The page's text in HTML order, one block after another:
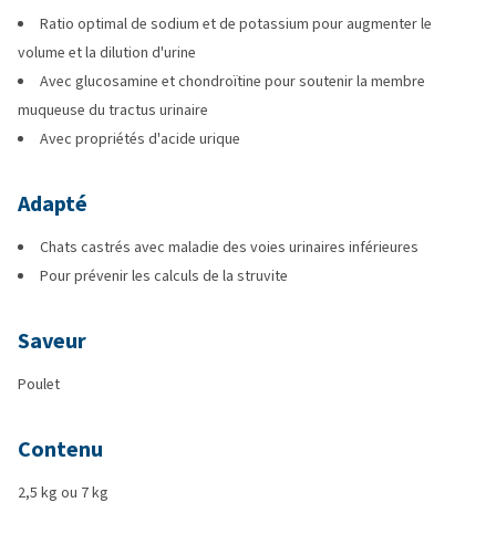
Ratio optimal de sodium et de potassium pour augmenter le
volume et la dilution d'urine
Avec glucosamine et chondroïtine pour soutenir la membre
muqueuse du tractus urinaire
Avec propriétés d'acide urique
Adapté
Chats castrés avec maladie des voies urinaires inférieures
Pour prévenir les calculs de la struvite
Saveur
Poulet
Contenu
2,5 kg ou 7 kg